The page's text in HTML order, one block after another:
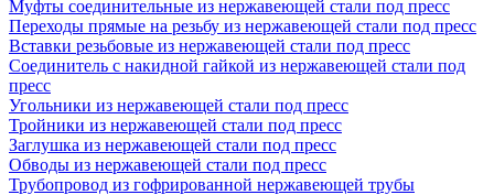
Муфты соединительные из нержавеющей стали под пресс
Переходы прямые на резьбу из нержавеющей стали под пресс
Вставки резьбовые из нержавеющей стали под пресс
Соединитель с накидной гайкой из нержавеющей стали под
пресс
Угольники из нержавеющей стали под пресс
Тройники из нержавеющей стали под пресс
Заглушка из нержавеющей стали под пресс
Обводы из нержавеющей стали под пресс
Трубопровод из гофрированной нержавеющей трубы